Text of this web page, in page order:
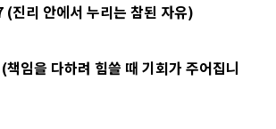
진리 안에서 누리는 참된 자유)
임을 다하려 힘쓸 때 기회가 주어집니